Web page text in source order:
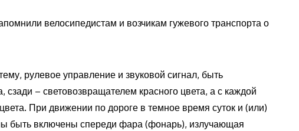
велосипедистам и возчикам гужевого транспорта о
рулевое управление и звуковой сигнал, быть
– световозвращателем красного цвета, а с каждой
При движении по дороге в темное время суток и (или)
быть включены спереди фара (фонарь), излучающая